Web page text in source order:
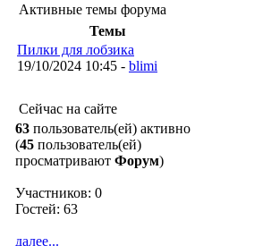
Активные темы форума
Темы
Пилки для лобзика
19/10/2024 10:45 - blimi
Сейчас на сайте
63 пользователь(ей) активно
(45 пользователь(ей)
просматривают Форум)
Участников: 0
Гостей: 63
далее...